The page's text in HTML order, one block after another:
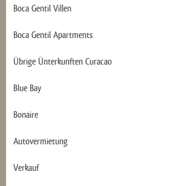
Boca Gentil Villen
Boca Gentil Apartments
Übrige Ünterkunften Curacao
Blue Bay
Bonaire
Autovermietung
Verkauf